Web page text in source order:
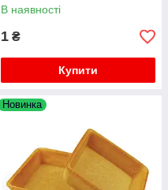
В наявності
1 ₴
Купити
Новинка